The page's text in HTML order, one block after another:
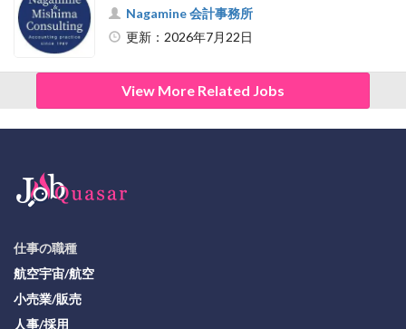
Nagamine 会計事務所
更新：2026年7月22日
View More Related Jobs
仕事の職種
航空宇宙/航空
小売業/販売
人事/採用